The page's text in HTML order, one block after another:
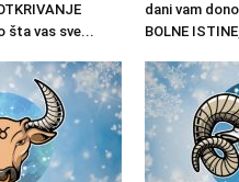
šta vas sve...
dani vam
BOLNE